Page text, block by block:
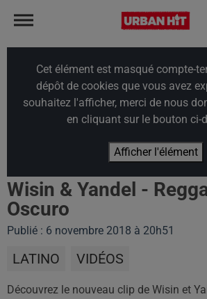
Cet élément est masqué compte-
dépôt de cookies que vous avez
souhaitez l'afficher, merci de nous
en cliquant sur le bouton ci-
Afficher l'élément
Wisin & Yandel -
Oscuro
Publié : 6 novembre 2018 à 20h51
LATINO VIDÉOS
Découvrez le nouveau clip de Wisin et